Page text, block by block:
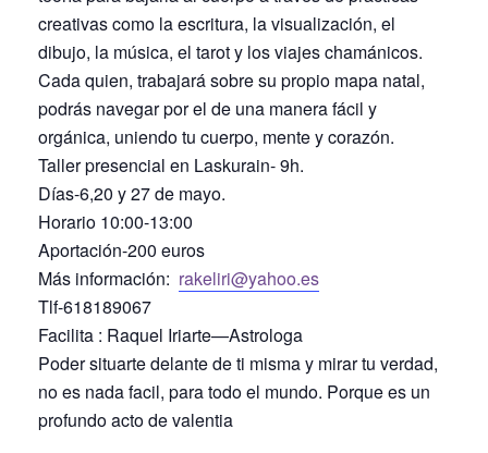
creativas como la escritura, la visualización, el
dibujo, la música, el tarot y los viajes chamánicos.
Cada quien, trabajará sobre su propio mapa natal,
podrás navegar por el de una manera fácil y
orgánica, uniendo tu cuerpo, mente y corazón.
Taller presencial en Laskurain- 9h.
Días-6,20 y 27 de mayo.
Horario 10:00-13:00
Aportación-200 euros
Más información: rakeliri@yahoo.es
Tlf-618189067
Facilita : Raquel Iriarte—Astrologa
Poder situarte delante de ti misma y mirar tu verdad,
no es nada facil, para todo el mundo. Porque es un
profundo acto de valentia